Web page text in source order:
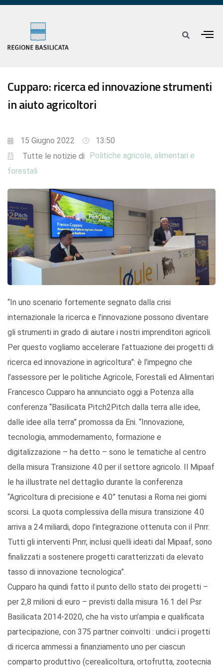
Cupparo: ricerca ed innovazione strumenti
in aiuto agricoltori
15 Giugno 2022
13:50
Tutte le notizie di
Politiche agricole, alimentari e
forestali
“In uno scenario fortemente segnato dalla crisi
internazionale la ricerca e l’innovazione possono diventare
gli strumenti in grado di aiutare i nostri imprenditori agricoli.
Per questo vogliamo accelerare l’attuazione dei progetti di
ricerca ed innovazione in agricoltura”: è l’impegno che
l’assessore per le politiche Agricole, Forestali ed Alimentari
Francesco Cupparo ha annunciato oggi a Potenza alla
conferenza “Basilicata Pitch2Pitch dalla terra alle idee,
dalle idee alla terra” promossa da Eni. “Innovazione,
tecnologia, ammodernamento, formazione e
digitalizzazione – ha detto – sono le tematiche al centro
della misura Transizione 4.0 per il settore agricolo. Il Mipaaf
le ha illustrate nel dettaglio durante la conferenza
“Agricoltura di precisione e 4.0” tenutasi a Roma nei giorni
scorsi. La quota complessiva della misura transizione 4.0
arriva a 24 miliardi, dopo l’integrazione ottenuta con il Pnrr.
Tutti gli interventi Pnrr, inclusi quelli ideati dal Mipaaf, sono
finalizzati a sostenere progetti caratterizzati da elevato
tasso di innovazione tecnologica”.
Cupparo ha quindi fatto il punto dello stato dei progetti –
per 2,8 milioni di euro – previsti dalla misura 16.1 del Psr
Basilicata 2014-2020, che ha visto un’ampia e qualificata
partecipazione, con 375 partner coinvolti : undici i progetti
di ricerca ammessi a finanziamento uno per ciascun
comparto produttivo (cerealicoltura, ortofrutta, zootecnia